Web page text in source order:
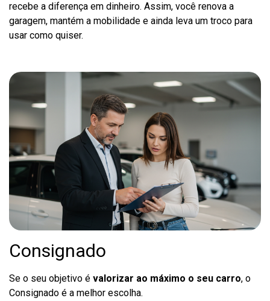
recebe a diferença em dinheiro. Assim, você renova a
garagem, mantém a mobilidade e ainda leva um troco para
usar como quiser.
Consignado
Se o seu objetivo é valorizar ao máximo o seu carro, o
Consignado é a melhor escolha.